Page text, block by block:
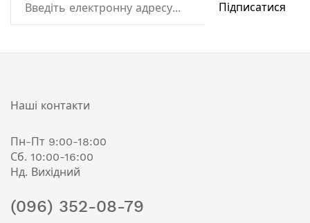
Підписатися
Наші контакти
Пн-Пт 9:00-18:00
Сб. 10:00-16:00
Нд. Вихідний
(096) 352-08-79